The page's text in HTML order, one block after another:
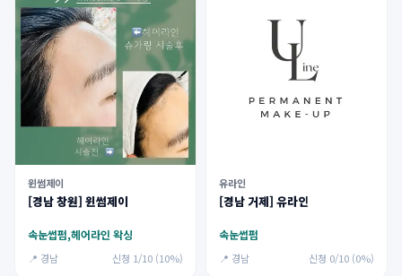
윈썸제이
[경남 창원] 윈썸제이
속눈썹펌,헤어라인 왁싱
📍 경남 신청 1/10 (10%)
유라인
[경남 거제] 유라인
속눈썹펌
📍 경남 신청 0/10 (0%)